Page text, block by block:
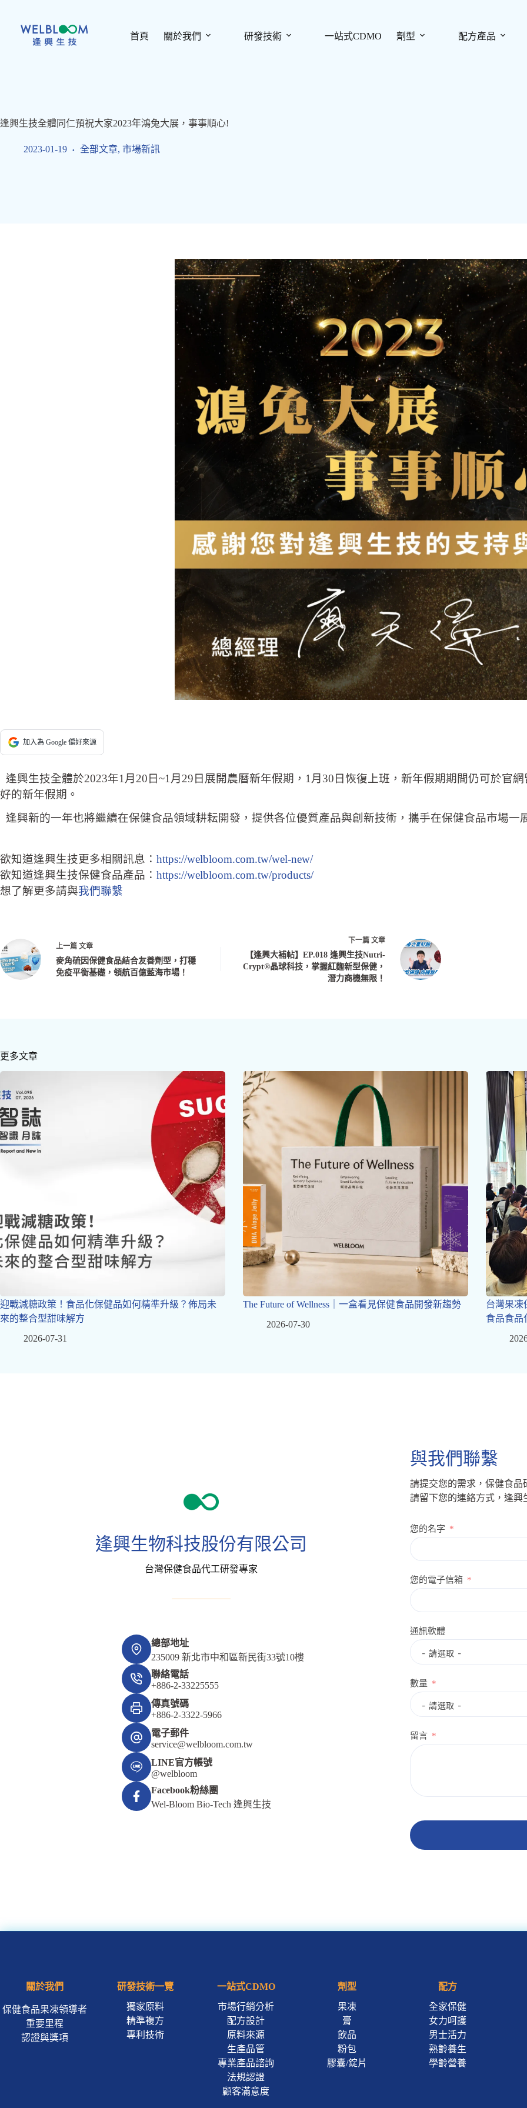
首頁 關於我們 研發技術 一站式CDMO 劑型 配方產品
逢興生技全體同仁預祝大家2023年鴻兔大展，事事順心!
2023-01-19 全部文章, 市場新訊
加入為 Google 偏好來源
逢興生技全體於2023年1月20日~1月29日展開農曆新年假期，1月30日恢復上班，新年假期期間仍可於官
好的新年假期。
逢興新的一年也將繼續在保健食品領域耕耘開發，提供各位優質產品與創新技術，攜手在保健食品市場一
欲知道逢興生技更多相關訊息： https://welbloom.com.tw/wel-new/
欲知道逢興生技保健食品產品： https://welbloom.com.tw/products/
想了解更多請與我們聯繫
上一篇 文章
麥角硫因保健食品結合友善劑型，打穩
免疫平衡基礎，領航百億藍海市場！
下一篇 文章
【逢興大補帖】EP.018 逢興生技Nutri-
Crypt®晶球科技，掌握紅麴新型保健，
潛力商機無限！
更多文章
迎戰減糖政策！食品化保健品如何精準升級？佈局未
來的整合型甜味解方
2026-07-31
The Future of Wellness｜一盒看見保健食品開發新趨勢
2026-07-30
台灣果凍
食品食品
逢興生物科技股份有限公司
台灣保健食品代工研發專家
總部地址
235009 新北市中和區新民街33號10樓
聯絡電話
+886-2-33225555
傳真號碼
+886-2-3322-5966
電子郵件
service@welbloom.com.tw
LINE官方帳號
@welbloom
Facebook粉絲團
Wel-Bloom Bio-Tech 逢興生技
與我們聯繫
請提交您的需求，保健食
請留下您的連絡方式，逢興
您的名字
您的電子信箱
通訊軟體
數量
留言
關於我們
保健食品果凍領導者
重要里程
認證與獎項
研發技術一覽
獨家原料
精準複方
專利技術
一站式CDMO
市場行銷分析
配方設計
原料來源
生產品管
專業產品諮詢
法規認證
顧客滿意度
劑型
果凍
膏
飲品
粉包
膠囊/錠片
配方
全家保健
女力呵護
男士活力
熟齡養生
學齡營養